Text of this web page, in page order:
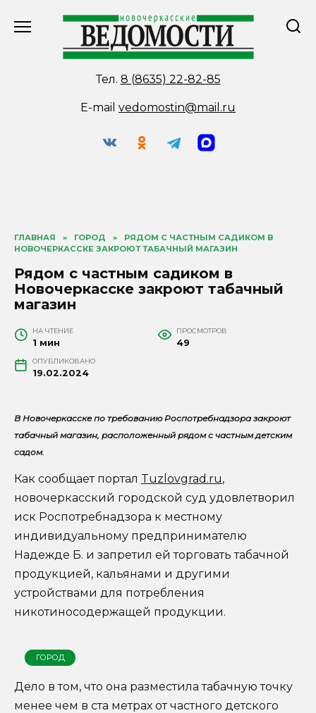
Тел. 8 (8635) 22-82-85
E-mail vedomostin@mail.ru
ГЛАВНАЯ » ГОРОД »
РЯДОМ С ЧАСТНЫМ САДИКОМ В
НОВОЧЕРКАССКЕ ЗАКРОЮТ ТАБАЧНЫЙ МАГАЗИН
Рядом с частным садиком в
Новочеркасске закроют табачный
магазин
НА ЧТЕНИЕ
1 мин
ПРОСМОТРОВ
49
ОПУБЛИКОВАНО
19.02.2024
В Новочеркасске по требованию Роспотребнадзора закроют
табачный магазин, расположенный рядом с частным детским
садом.
Как сообщает портал Tuzlovgrad.ru,
новочеркасский городской суд удовлетворил
иск Роспотребнадзора к местному
индивидуальному предпринимателю
Надежде Б. и запретил ей торговать табачной
продукцией, кальянами и другими
устройствами для потребления
никотиносодержащей продукции.
ГОРОД
Дело в том, что она разместила табачную точку
менее чем в ста метрах от частного детского